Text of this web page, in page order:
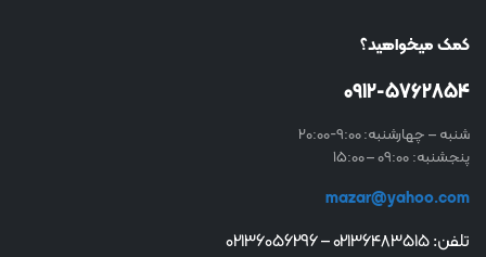
کمک میخواهید؟
0912-5762854
شنبه – چهارشنبه: 9:00-20:00
پنجشنبه: 09:00 – 15:00
mazar@yahoo.com
تلفن: 02136483515 – 02136056296